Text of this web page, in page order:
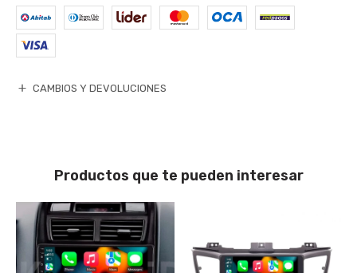
CAMBIOS Y DEVOLUCIONES
Productos que te pueden interesar